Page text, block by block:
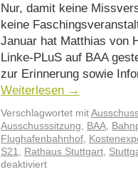
Nur, damit keine
keine
Januar hat Matthias von
Linke-PLuS auf BAA
zur Erinnerung sowie
Weiterlesen →
Verschlagwortet mit
Ausschusssitzung, BAA,
Flughafenbahnhof,
S21, Rathaus Stuttgart,
deaktiviert